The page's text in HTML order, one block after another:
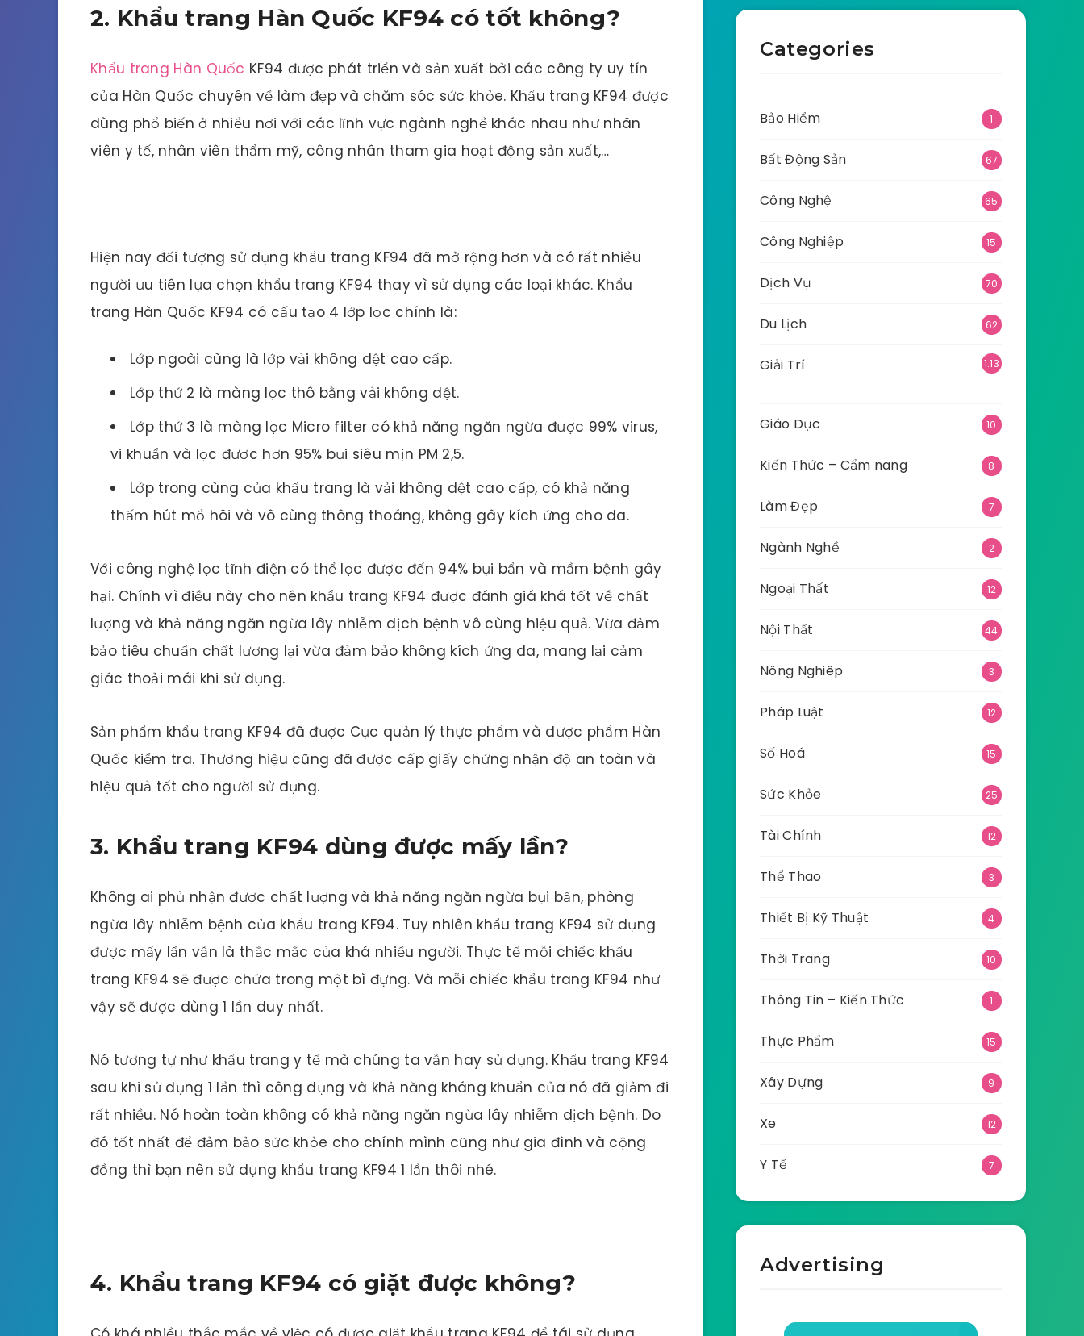
2. Khẩu trang Hàn Quốc KF94 có tốt không?
Khẩu trang Hàn Quốc KF94 được phát triển và sản xuất bởi các công ty uy tín
của Hàn Quốc chuyên về làm đẹp và chăm sóc sức khỏe. Khẩu trang KF94 được
dùng phổ biến ở nhiều nơi với các lĩnh vực ngành nghề khác nhau như nhân
viên y tế, nhân viên thẩm mỹ, công nhân tham gia hoạt động sản xuất,…
Hiện nay đối tượng sử dụng khẩu trang KF94 đã mở rộng hơn và có rất nhiều
người ưu tiên lựa chọn khẩu trang KF94 thay vì sử dụng các loại khác. Khẩu
trang Hàn Quốc KF94 có cấu tạo 4 lớp lọc chính là:
Lớp ngoài cùng là lớp vải không dệt cao cấp.
Lớp thứ 2 là màng lọc thô bằng vải không dệt.
Lớp thứ 3 là màng lọc Micro filter có khả năng ngăn ngừa được 99% virus,
vi khuẩn và lọc được hơn 95% bụi siêu mịn PM 2,5.
Lớp trong cùng của khẩu trang là vải không dệt cao cấp, có khả năng
thấm hút mồ hôi và vô cùng thông thoáng, không gây kích ứng cho da.
Với công nghệ lọc tĩnh điện có thể lọc được đến 94% bụi bẩn và mầm bệnh gây
hại. Chính vì điều này cho nên khẩu trang KF94 được đánh giá khá tốt về chất
lượng và khả năng ngăn ngừa lây nhiễm dịch bệnh vô cùng hiệu quả. Vừa đảm
bảo tiêu chuẩn chất lượng lại vừa đảm bảo không kích ứng da, mang lại cảm
giác thoải mái khi sử dụng.
Sản phẩm khẩu trang KF94 đã được Cục quản lý thực phẩm và dược phẩm Hàn
Quốc kiểm tra. Thương hiệu cũng đã được cấp giấy chứng nhận độ an toàn và
hiệu quả tốt cho người sử dụng.
3. Khẩu trang KF94 dùng được mấy lần?
Không ai phủ nhận được chất lượng và khả năng ngăn ngừa bụi bẩn, phòng
ngừa lây nhiễm bệnh của khẩu trang KF94. Tuy nhiên khẩu trang KF94 sử dụng
được mấy lần vẫn là thắc mắc của khá nhiều người. Thực tế mỗi chiếc khẩu
trang KF94 sẽ được chứa trong một bì đựng. Và mỗi chiếc khẩu trang KF94 như
vậy sẽ được dùng 1 lần duy nhất.
Nó tương tự như khẩu trang y tế mà chúng ta vẫn hay sử dụng. Khẩu trang KF94
sau khi sử dụng 1 lần thì công dụng và khả năng kháng khuẩn của nó đã giảm đi
rất nhiều. Nó hoàn toàn không có khả năng ngăn ngừa lây nhiễm dịch bệnh. Do
đó tốt nhất để đảm bảo sức khỏe cho chính mình cũng như gia đình và cộng
đồng thì bạn nên sử dụng khẩu trang KF94 1 lần thôi nhé.
4. Khẩu trang KF94 có giặt được không?
Categories
Bảo Hiểm 1
Bất Động Sản 67
Công Nghệ 65
Công Nghiệp 15
Dịch Vụ 70
Du Lịch 62
Giải Trí
1.13
Giáo Dục 10
Kiến Thức – Cẩm nang 8
Làm Đẹp 7
Ngành Nghề 2
Ngoại Thất 12
Nội Thất 44
Nông Nghiêp 3
Pháp Luật 12
Số Hoá 15
Sức Khỏe 25
Tài Chính 12
Thể Thao 3
Thiết Bị Kỹ Thuật 4
Thời Trang 10
Thông Tin – Kiến Thức 1
Thực Phẩm 15
Xây Dựng 9
Xe 12
Y Tế 7
Advertising